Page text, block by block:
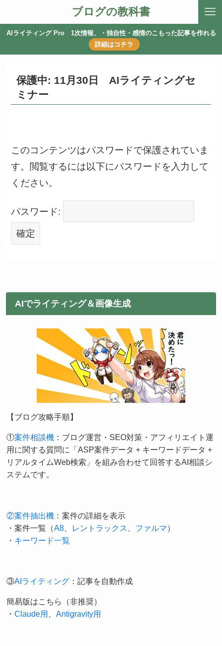
ブログの教科書
AIライティング Pro 1次情報、・独自性・感情のこもった記事を作れる
詳細はコチラ
保護中: 11月30日 AIライティングセ
ミナー
このコンテンツはパスワードで保護されていま
す。閲覧するには以下にパスワードを入力して
ください。
パスワード:
AIでライティング＆画像生成
【ブログ攻略手順】
①案件相談機 ：ブログ運営・SEO対策・アフィリエイト運
用に関する質問に「ASP案件データ + キーワードデータ +
リアルタイムWeb検索」を組み合わせて回答するAI相談シ
ステムです。
②案件抽出機 ：案件の詳細を表示
・案件一覧（A8 レントラックス ファルマ）
・ キーワード一覧
③AIライティング ：記事を自動作成
簡易版はこちら（非推奨）
・Claude用 、Antigravity用